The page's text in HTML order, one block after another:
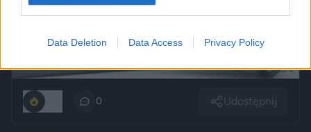
Data Deletion Data Access Privacy Policy
0 Udostępnij